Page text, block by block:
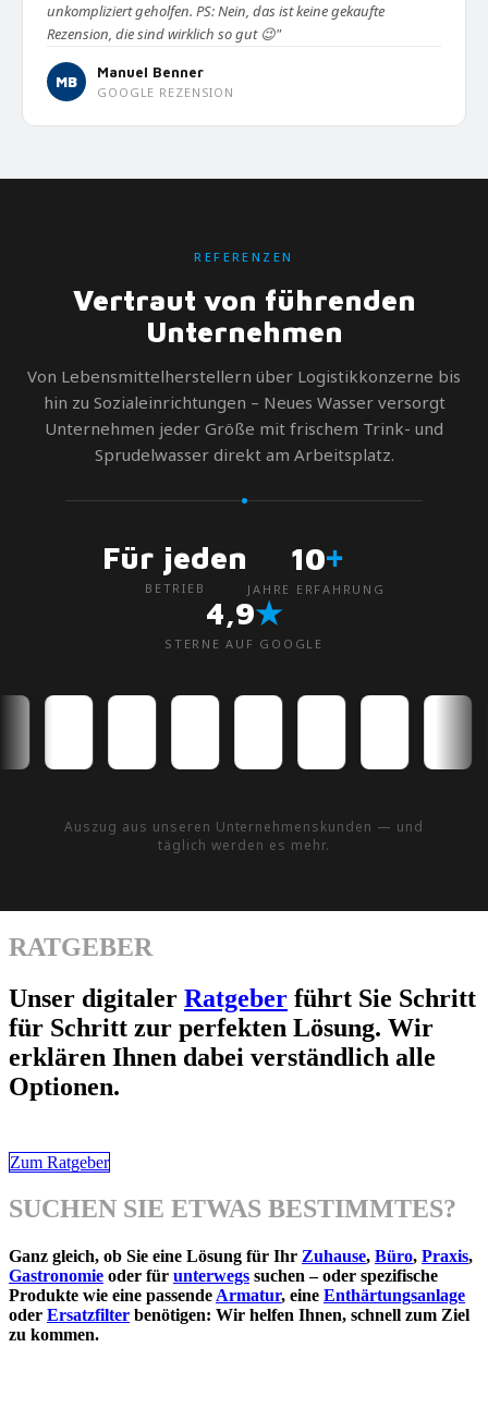
unkompliziert geholfen. PS: Nein, das ist keine gekaufte
Rezension, die sind wirklich so gut 😉"
MB
Manuel Benner
GOOGLE REZENSION
REFERENZEN
Vertraut von führenden
Unternehmen
Von Lebensmittelherstellern über Logistikkonzerne bis
hin zu Sozialeinrichtungen – Neues Wasser versorgt
Unternehmen jeder Größe mit frischem Trink- und
Sprudelwasser direkt am Arbeitsplatz.
Für jeden
BETRIEB
10+
JAHRE ERFAHRUNG
4,9★
STERNE AUF GOOGLE
Auszug aus unseren Unternehmenskunden — und
täglich werden es mehr.
RATGEBER
Unser digitaler Ratgeber führt Sie Schritt
für Schritt zur perfekten Lösung. Wir
erklären Ihnen dabei verständlich alle
Optionen.
Zum Ratgeber
SUCHEN SIE ETWAS BESTIMMTES?
Ganz gleich, ob Sie eine Lösung für Ihr Zuhause, Büro, Praxis,
Gastronomie oder für unterwegs suchen – oder spezifische
Produkte wie eine passende Armatur, eine Enthärtungsanlage
oder Ersatzfilter benötigen: Wir helfen Ihnen, schnell zum Ziel
zu kommen.